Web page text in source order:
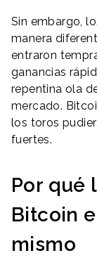
Sin embargo,
manera
entraron
ganancias
repentina ola
mercado.
los toros
fuertes.
Por qué
Bitcoin
mismo